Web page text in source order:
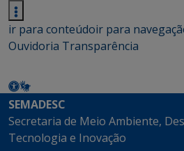
ir para conteúdoir para
Ouvidoria Transparência
SEMADESC
Secretaria de Meio Ambiente,
Tecnologia e Inovação